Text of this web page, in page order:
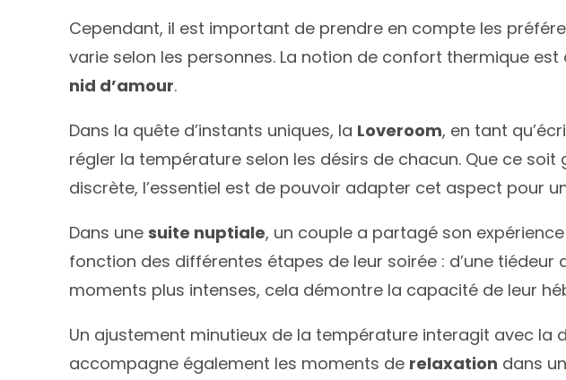
Cependant, il est important de prendre en compte les
varie selon les personnes. La notion de confort thermique
nid d’amour.
Dans la quête d’instants uniques, la Loveroom, en tant
régler la température selon les désirs de chacun. Que ce
discrète, l’essentiel est de pouvoir adapter cet aspect pour
Dans unesuite nuptiale, un couple a partagé son
fonction des différentes étapes de leur soirée : d’une
moments plus intenses, cela démontre la capacité de leur
Un ajustement minutieux de la température interagit avec
accompagne également les moments de relaxation dans